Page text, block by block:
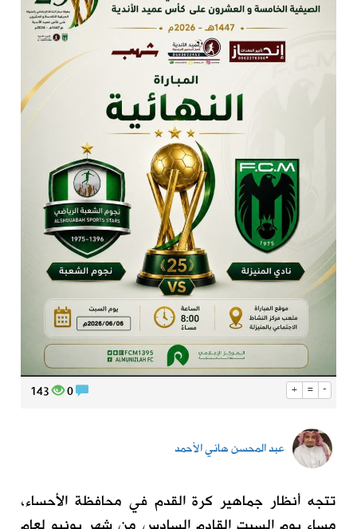
+ = -
143
عبد المحسن هاني الأحمد
تتجه أنظار جماهير كرة القدم في محافظة الأحساء،